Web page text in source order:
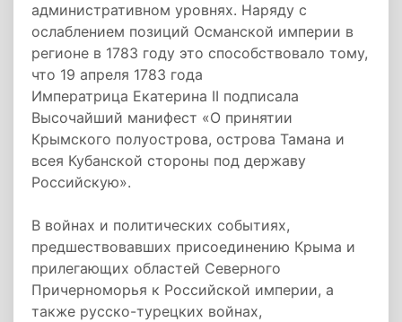
административном уровнях. Наряду с
ослаблением позиций Османской империи в
регионе в 1783 году это способствовало тому,
что 19 апреля 1783 года
Императрица Екатерина II подписала
Высочайший манифест «О принятии
Крымского полуострова, острова Тамана и
всея Кубанской стороны под державу
Российскую».
В войнах и политических событиях,
предшествовавших присоединению Крыма и
прилегающих областей Северного
Причерноморья к Российской империи, а
также русско-турецких войнах,